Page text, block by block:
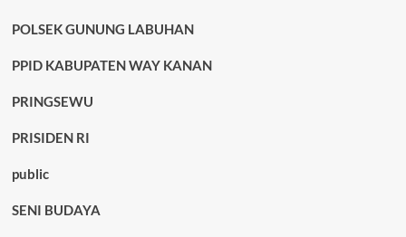
POLSEK GUNUNG LABUHAN
PPID KABUPATEN WAY KANAN
PRINGSEWU
PRISIDEN RI
public
SENI BUDAYA